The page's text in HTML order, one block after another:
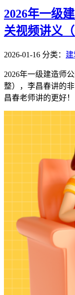
2026年一级
关视频讲义（
2026-01-16 分类：
2026年一级建造师
整），李昌春讲的
昌春老师讲的更好！